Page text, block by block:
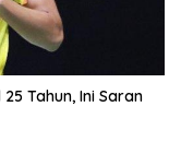
Tahun, Ini Saran